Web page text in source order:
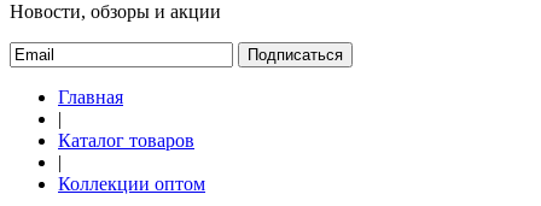
Новости, обзоры и акции
Подписаться
Главная
|
Каталог товаров
|
Коллекции оптом